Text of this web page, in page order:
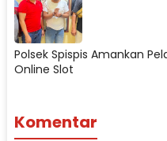
Polsek Spispis Amankan
Online Slot
Komentar